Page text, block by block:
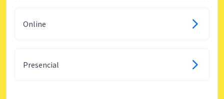
Online
Presencial